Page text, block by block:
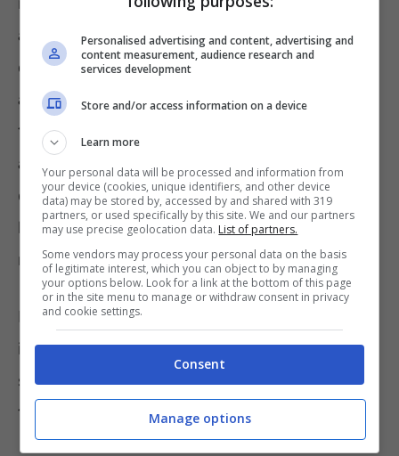
all’Assicurazione Generale Obbligatoria (AGO)
e ai fondi di previdenza sostitutivi, che
abbiamo una contribuzione al 31 dicembre
1995. Non possono fare richiesta i lavoratori
autonomi o i dipendenti pubblici. Per
quest’ultimi esiste la pensione di inabilità
lavorativa senza requisito anagrafico, ma con
requisiti diversi.
La pensione di vecchiaia anticipata per
invalidità è erogata dal primo giorno del mese
successivo e prevede una finestra mobile di
12 mesi.
Personalised advertising and content, advertising and
content measurement, audience research and
services development
Store and/or access information on a device
Learn more
Your personal data will be processed and information from
your device (cookies, unique identifiers, and other device
data) may be stored by, accessed by and shared with 319
partners, or used specifically by this site. We and our partners
may use precise geolocation data. List of partners.
Some vendors may process your personal data on the basis
of legitimate interest, which you can object to by managing
your options below. Look for a link at the bottom of this page
or in the site menu to manage or withdraw consent in privacy
and cookie settings.
Consent
Manage options